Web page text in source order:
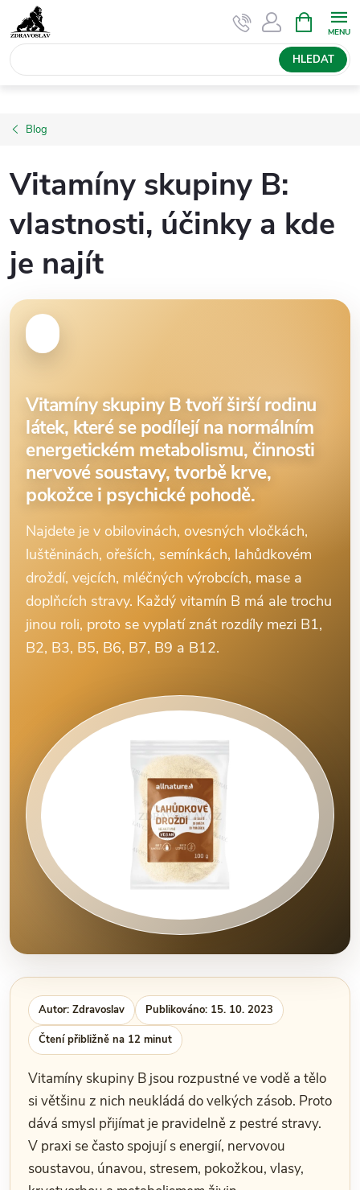
na
obsah
HLEDAT
NÁKUPNÍ
KOŠÍK
Blog
Vitamíny skupiny B:
vlastnosti, účinky a kde
je najít
Vitamíny skupiny B tvoří širší rodinu
látek, které se podílejí na normálním
energetickém metabolismu, činnosti
nervové soustavy, tvorbě krve,
pokožce i psychické pohodě.
Najdete je v obilovinách, ovesných vločkách,
luštěninách, ořeších, semínkách, lahůdkovém
droždí, vejcích, mléčných výrobcích, mase a
doplňcích stravy. Každý vitamín B má ale trochu
jinou roli, proto se vyplatí znát rozdíly mezi B1,
B2, B3, B5, B6, B7, B9 a B12.
Autor: Zdravoslav Publikováno: 15. 10. 2023
Čtení přibližně na 12 minut
Vitamíny skupiny B jsou rozpustné ve vodě a tělo
si většinu z nich neukládá do velkých zásob. Proto
dává smysl přijímat je pravidelně z pestré stravy.
V praxi se často spojují s energií, nervovou
soustavou, únavou, stresem, pokožkou, vlasy,